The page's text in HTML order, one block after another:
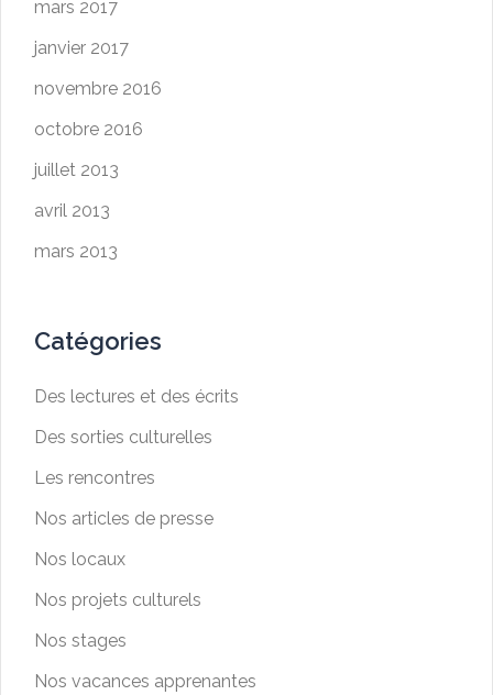
mars 2017
janvier 2017
novembre 2016
octobre 2016
juillet 2013
avril 2013
mars 2013
Catégories
Des lectures et des écrits
Des sorties culturelles
Les rencontres
Nos articles de presse
Nos locaux
Nos projets culturels
Nos stages
Nos vacances apprenantes